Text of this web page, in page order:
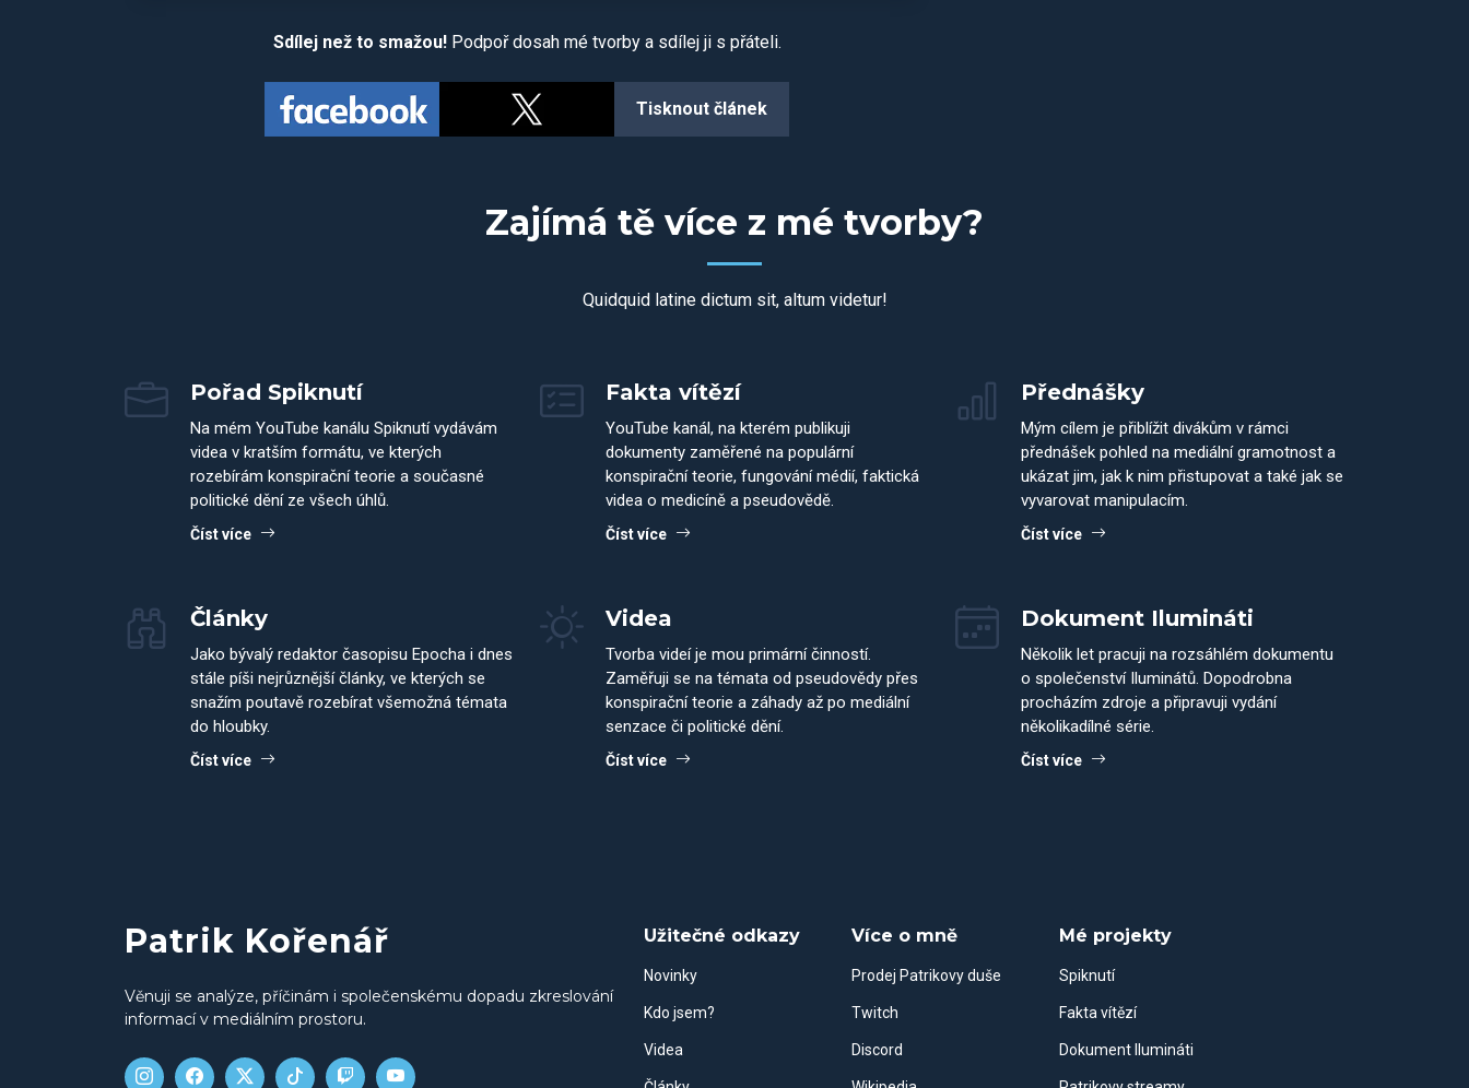
Sdílej než to smažou!Podpoř dosah mé tvorby a sdílej ji s přáteli.
Tisknout článek
Zajímá tě více z mé tvorby?
Quidquid latine dictum sit, altum videtur!
Pořad Spiknutí
Na mém YouTube kanálu Spiknutí vydávám
videa v kratším formátu, ve kterých
rozebírám konspirační teorie a současné
politické dění ze všech úhlů.
Číst více
Fakta vítězí
YouTube kanál, na kterém publikuji
dokumenty zaměřené na populární
konspirační teorie, fungování médií, faktická
videa o medicíně a pseudovědě.
Číst více
Přednášky
Mým cílem je přiblížit divákům v rámci
přednášek pohled na mediální gramotnost a
ukázat jim, jak k nim přistupovat a také jak se
vyvarovat manipulacím.
Číst více
Články
Jako bývalý redaktor časopisu Epocha i dnes
stále píši nejrůznější články, ve kterých se
snažím poutavě rozebírat všemožná témata
do hloubky.
Číst více
Videa
Tvorba videí je mou primární činností.
Zaměřuji se na témata od pseudovědy přes
konspirační teorie a záhady až po mediální
senzace či politické dění.
Číst více
Dokument Ilumináti
Několik let pracuji na rozsáhlém dokumentu
o společenství Iluminátů. Dopodrobna
procházím zdroje a připravuji vydání
několikadílné série.
Číst více
Patrik Kořenář
Věnuji se analýze, příčinám i společenskému dopadu zkreslování
informací v mediálním prostoru.
Užitečné odkazy
Novinky
Kdo jsem?
Videa
Více o mně
Prodej Patrikovy duše
Twitch
Discord
Mé projekty
Spiknutí
Fakta vítězí
Dokument Ilumináti